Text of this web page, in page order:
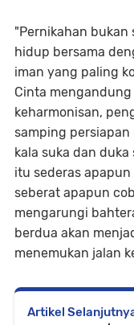
"Pernikahan bukan
hidup bersama
iman yang paling
Cinta
keharmonisan,
samping
kala suka dan
itu sederas
seberat apapun
mengarungi
berdua akan
menemukan jalan
Artikel